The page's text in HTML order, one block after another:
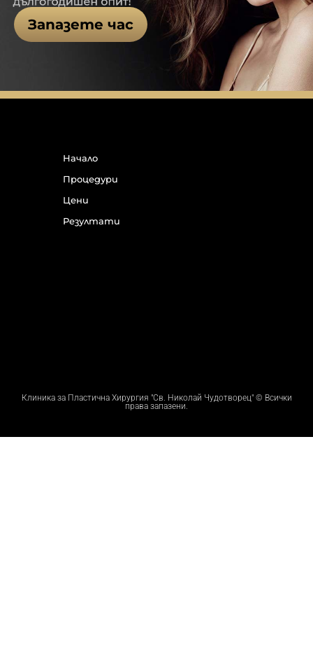
Запазете час
Начало
Процедури
Цени
Резултати
Клиника за Пластична Хирургия "Св. Николай Чудотворец" © Всички
права запазени.